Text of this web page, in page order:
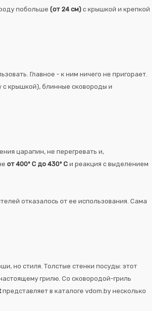
побольше (от 24 см) с крышкой и крепкой
Главное - к ним ничего не пригорает.
с крышкой), блинные сковороды и
царапин, не перегревать и,
от 400º С до 430º С и реакция с выделением
отказалось от ее использования. Сама
но стиля. Толстые стенки посуды: этот
грилю. Со сковородой-гриль
представляет в каталоге vdom.by несколько